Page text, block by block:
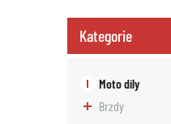
Kategorie
Moto díly
Brzdy